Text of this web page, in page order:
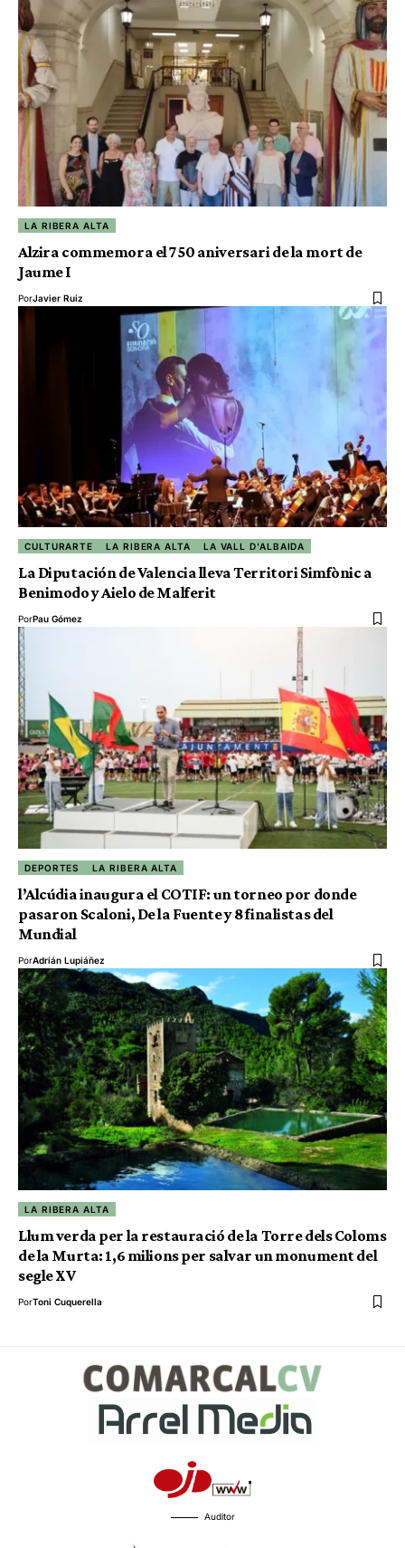
LA RIBERA ALTA
Alzira commemora el 750 aniversari de la mort de
Jaume I
PorJavier Ruiz
CULTURARTE LA RIBERA ALTA LA VALL D'ALBAIDA
La Diputación de Valencia lleva Territori Simfònic a
Benimodo y Aielo de Malferit
PorPau Gómez
DEPORTES LA RIBERA ALTA
l’Alcúdia inaugura el COTIF: un torneo por donde
pasaron Scaloni, De la Fuente y 8 finalistas del
Mundial
PorAdrián Lupiáñez
LA RIBERA ALTA
Llum verda per la restauració de la Torre dels Coloms
de la Murta: 1,6 milions per salvar un monument del
segle XV
PorToni Cuquerella
Auditor